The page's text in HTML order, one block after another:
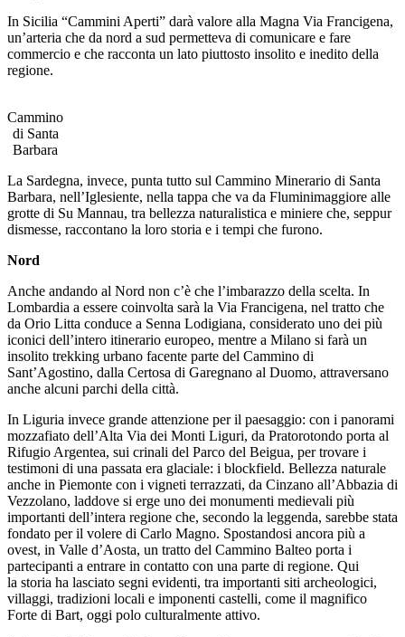
In Sicilia “Cammini Aperti” darà valore alla Magna Via Francigena,
un’arteria che da nord a sud permetteva di comunicare e fare
commercio e che racconta un lato piuttosto insolito e inedito della
regione.
Cammino
di Santa
Barbara
La Sardegna, invece, punta tutto sul Cammino Minerario di Santa
Barbara, nell’Iglesiente, nella tappa che va da Fluminimaggiore alle
grotte di Su Mannau, tra bellezza naturalistica e miniere che, seppur
dismesse, raccontano la loro storia e i tempi che furono.
Nord
Anche andando al Nord non c’è che l’imbarazzo della scelta. In
Lombardia a essere coinvolta sarà la Via Francigena, nel tratto che
da Orio Litta conduce a Senna Lodigiana, considerato uno dei più
iconici dell’intero itinerario europeo, mentre a Milano si farà un
insolito trekking urbano facente parte del Cammino di
Sant’Agostino, dalla Certosa di Garegnano al Duomo, attraversano
anche alcuni parchi della città.
In Liguria invece grande attenzione per il paesaggio: con i panorami
mozzafiato dell’Alta Via dei Monti Liguri, da Pratorotondo porta al
Rifugio Argentea, sui crinali del Parco del Beigua, per trovare i
testimoni di una passata era glaciale: i blockfield. Bellezza naturale
anche in Piemonte con i vigneti terrazzati, da Cinzano all’Abbazia di
Vezzolano, laddove si erge uno dei monumenti medievali più
importanti dell’intera regione che, secondo la leggenda, sarebbe stata
fondato per il volere di Carlo Magno. Spostandosi ancora più a
ovest, in Valle d’Aosta, un tratto del Cammino Balteo porta i
partecipanti a entrare in contatto con una parte di regione. Qui
la storia ha lasciato segni evidenti, tra importanti siti archeologici,
villaggi, tradizioni locali e imponenti castelli, come il magnifico
Forte di Bart, oggi polo culturalmente attivo.